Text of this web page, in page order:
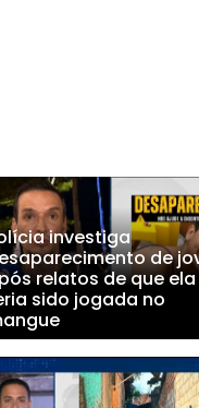
investiga
de
relatos de que ela
sido jogada no